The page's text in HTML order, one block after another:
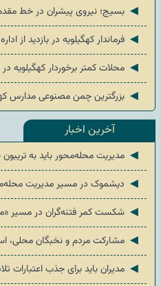
◄ بسیج؛ نیروی پیشران در خط
◄ فرماندار کهگیلویه در بازدید از
◄ محلات کمتر برخوردار
◄ بزرگترین چمن مصنوعی مدارس
آخرین اخبار
◄ مدیریت محله‌محور باید به
◄ دیشموک در مسیر مدیریت
◄ شکست کمر فتنه‌گران در مسیر
◄ مشارکت مردم و نخبگان
◄ مدیران باید برای جذب اعتبارات تلاش کنند/ سال ۱۴۰۵ سال